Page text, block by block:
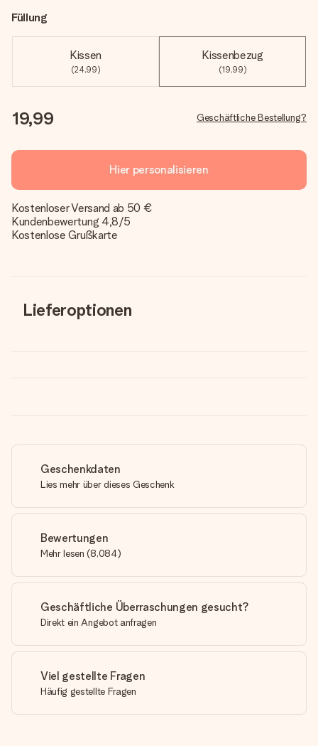
Füllung
Kissen
(24,99)
Kissenbezug
(19,99)
19,99 Geschäftliche Bestellung?
Hier personalisieren
Kostenloser Versand ab 50 €
Kundenbewertung 4,8/5
Kostenlose Grußkarte
Lieferoptionen
Geschenkdaten
Lies mehr über dieses Geschenk
Bewertungen
Mehr lesen (8,084)
Geschäftliche Überraschungen gesucht?
Direkt ein Angebot anfragen
Viel gestellte Fragen
Häufig gestellte Fragen